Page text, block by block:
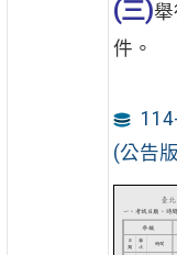
(三)
件。
(公告